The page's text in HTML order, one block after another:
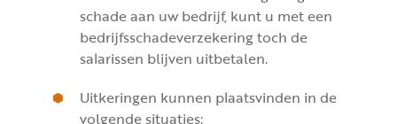
schade aan uw bedrijf, kunt u met een
bedrijfsschadeverzekering toch de
salarissen blijven uitbetalen.
Uitkeringen kunnen plaatsvinden in de
volgende situaties: